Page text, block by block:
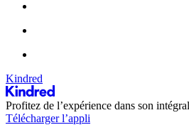
Kindred
Profitez de l’expérience dans son
Télécharger l’appli